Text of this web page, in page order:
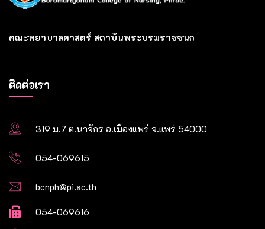
คณะพยาบาลศาสตร์ สถาบันพระบรมราชชนก
ติดต่อเรา
319 ม.7 ต.นาจักร อ.เมืองแพร่ จ.แพร่ 54000
054-069615
bcnph@pi.ac.th
054-069616